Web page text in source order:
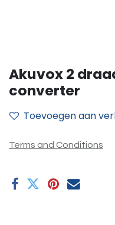
Akuvox 2
converter
Toevoegen aan
Terms and Conditions